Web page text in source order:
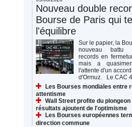
Nouveau double
Bourse de Paris qui
l'équilibre
Sur le papier, la
nouveau battu
records en
mais a
l'attente d'un
d'Ormuz. Le CAC
Les Bourses mondiales entre
attentisme
Wall Street profite du
résultats ajoutent de l'optimisme
Les Bourses européennes
direction commune